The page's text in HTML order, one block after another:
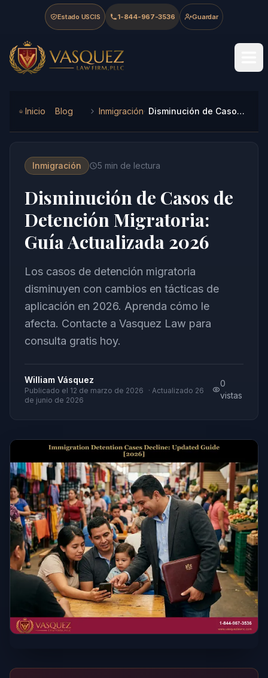
Skip to main content
Skip to navigation
Skip to footer
Estado USCIS 1-844-967-3536 Guardar
Vasquez Law Firm - Home
Inicio Blog Inmigración Disminución de Casos de Detención Migratoria: Guía Actualizada 2026
Inmigración 5 min de lectura
Disminución de Casos de
Detención Migratoria:
Guía Actualizada 2026
Los casos de detención migratoria
disminuyen con cambios en tácticas de
aplicación en 2026. Aprenda cómo le
afecta. Contacte a Vasquez Law para
consulta gratis hoy.
William Vásquez
Publicado el 12 de marzo de 2026 · Actualizado 26
de junio de 2026
0
vistas